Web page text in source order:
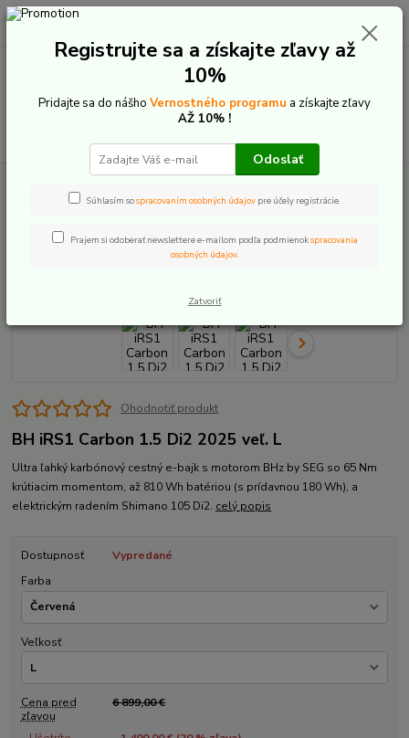
+421 907 20 22 33
0,00 €
BH iRS1 Carbon 1.5 Di2 2025
Ohodnotiť produkt
BH iRS1 Carbon 1.5 Di2 2025 veľ. L
Ultra ľahký karbónový cestný e-bajk s motorom BHz by SEG so 65 Nm
krútiacim momentom, až 810 Wh batériou (s prídavnou 180 Wh), a
elektrickým radením Shimano 105 Di2. celý popis
Dostupnosť
Vypredané
Farba
Veľkosť
Cena pred
zľavou
6 899,00 €
Registrujte sa a získajte zľavy až
10%
Pridajte sa do nášho Vernostného programu a získajte zľavy
AŽ 10% !
Odoslať
Súhlasím sospracovaním osobných údajov pre účely registrácie.
Prajem si odoberať newslettere e-mailom podľa podmienokspracovania
osobných údajov.
Zatvoriť